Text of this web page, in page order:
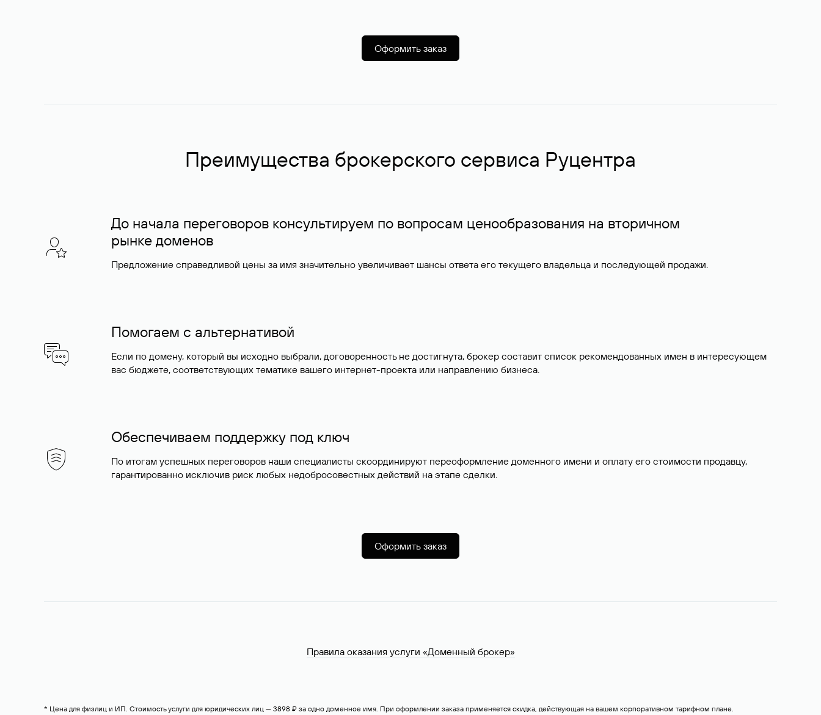
Оформить заказ
Преимущества брокерского сервиса Руцентра
До начала переговоров консультируем по вопросам ценообразования на вторичном
рынке доменов
Предложение справедливой цены за имя значительно увеличивает шансы ответа его текущего владельца и последующей продажи.
Помогаем с альтернативой
Если по домену, который вы исходно выбрали, договоренность не достигнута, брокер составит список рекомендованных имен в интересующем
вас бюджете, соответствующих тематике вашего интернет-проекта или направлению бизнеса.
Обеспечиваем поддержку под ключ
По итогам успешных переговоров наши специалисты скоординируют переоформление доменного имени и оплату его стоимости продавцу,
гарантированно исключив риск любых недобросовестных действий на этапе сделки.
Оформить заказ
Правила оказания услуги «Доменный брокер»
* Цена для физлиц и ИП. Стоимость услуги для юридических лиц — 3898 ₽ за одно доменное имя. При оформлении заказа применяется скидка, действующая на вашем корпоративном тарифном плане.